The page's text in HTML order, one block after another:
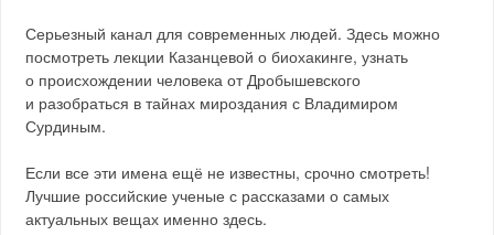
Серьезный канал для современных людей. Здесь можно
посмотреть лекции Казанцевой о биохакинге, узнать
о происхождении человека от Дробышевского
и разобраться в тайнах мироздания с Владимиром
Сурдиным.
Если все эти имена ещё не известны, срочно смотреть!
Лучшие российские ученые с рассказами о самых
актуальных вещах именно здесь.